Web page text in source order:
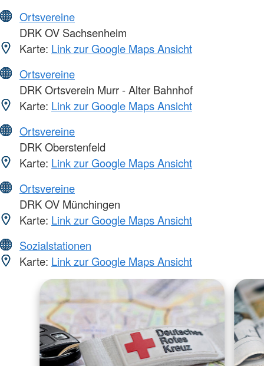
Ortsvereine
DRK OV Sachsenheim
Karte: Link zur Google Maps Ansicht
Ortsvereine
DRK Ortsverein Murr - Alter Bahnhof
Karte: Link zur Google Maps Ansicht
Ortsvereine
DRK Oberstenfeld
Karte: Link zur Google Maps Ansicht
Ortsvereine
DRK OV Münchingen
Karte: Link zur Google Maps Ansicht
Sozialstationen
Karte: Link zur Google Maps Ansicht